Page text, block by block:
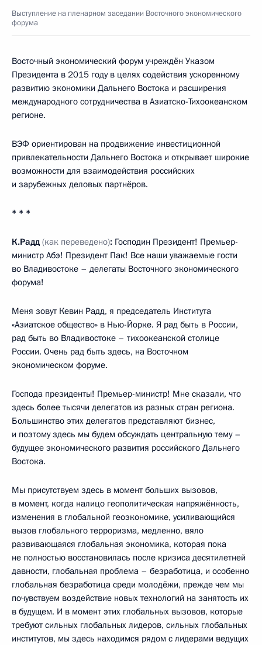
Выступление на пленарном заседании Восточного экономического
форума
Восточный экономический форум учреждён Указом
Президента в 2015 году в целях содействия ускоренному
развитию экономики Дальнего Востока и расширения
международного сотрудничества в Азиатско-Тихоокеанском
регионе.
ВЭФ ориентирован на продвижение инвестиционной
привлекательности Дальнего Востока и открывает широкие
возможности для взаимодействия российских
и зарубежных деловых партнёров.
* * *
К.Радд (как переведено): Господин Президент! Премьер-
министр Абэ! Президент Пак! Все наши уважаемые гости
во Владивостоке – делегаты Восточного экономического
форума!
Меня зовут Кевин Радд, я председатель Института
«Азиатское общество» в Нью-Йорке. Я рад быть в России,
рад быть во Владивостоке – тихоокеанской столице
России. Очень рад быть здесь, на Восточном
экономическом форуме.
Господа президенты! Премьер-министр! Мне сказали, что
здесь более тысячи делегатов из разных стран региона.
Большинство этих делегатов представляют бизнес,
и поэтому здесь мы будем обсуждать центральную тему –
будущее экономического развития российского Дальнего
Востока.
Мы присутствуем здесь в момент больших вызовов,
в момент, когда налицо геополитическая напряжённость,
изменения в глобальной геоэкономике, усиливающийся
вызов глобального терроризма, медленно, вяло
развивающаяся глобальная экономика, которая пока
не полностью восстановилась после кризиса десятилетней
давности, глобальная проблема – безработица, и особенно
глобальная безработица среди молодёжи, прежде чем мы
почувствуем воздействие новых технологий на занятость их
в будущем. И в момент этих глобальных вызовов, которые
требуют сильных глобальных лидеров, сильных глобальных
институтов, мы здесь находимся рядом с лидерами ведущих